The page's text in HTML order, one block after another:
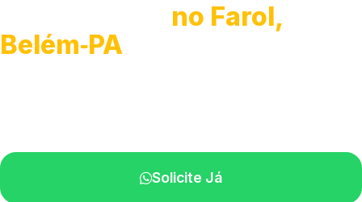
no Farol,
Belém‑PA
Solicite Já